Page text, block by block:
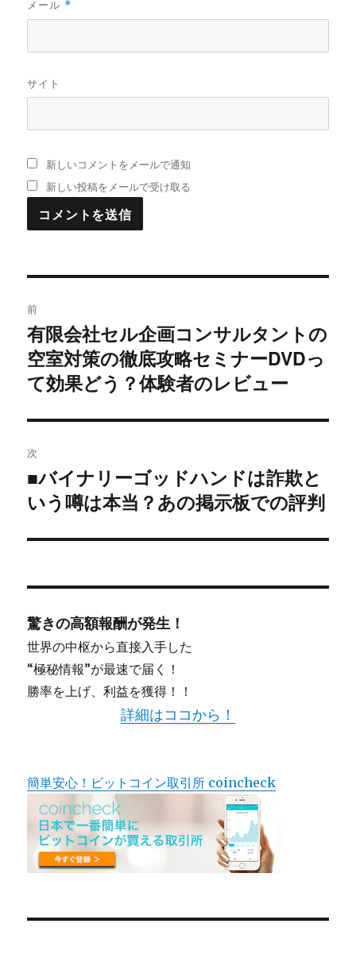
メール *
サイト
新しいコメントをメールで通知
新しい投稿をメールで受け取る
稿
ナ
ビ
ゲ
ー
シ
前
過
去
の
稿:
有限会社セル企画コンサルタントの
空室対策の徹底攻略セミナーDVDっ
て効果どう？体験者のレビュー
次
次
の
稿:
■バイナリーゴッドハンドは詐欺と
いう噂は本当？あの掲示板での評判
驚きの高額報酬が発生！
世界の中枢から直接入手した
“極秘情報”が最速で届く！
勝率を上げ、利益を獲得！！
詳細はココから！
簡単安心！ビットコイン取引所 coincheck